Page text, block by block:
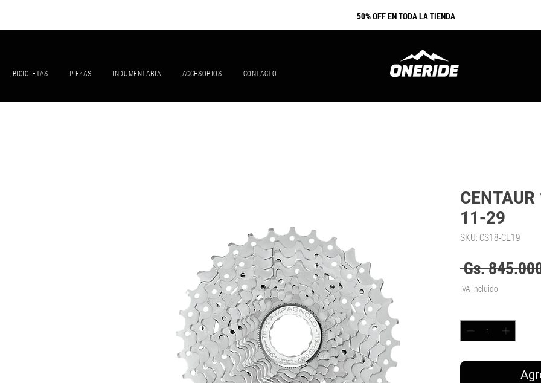
​50% OFF EN TODA LA TIENDA
BICICLETAS PIEZAS INDUMENTARIA ACCESORIOS CONTACTO
11-29
SKU: CS18-CE19
Gs.
IVA incluido